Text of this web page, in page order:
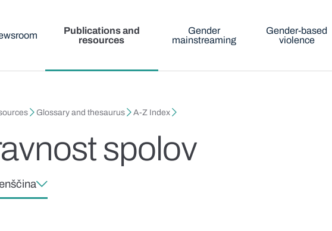
Publications and
resources
Gender
mainstreaming
Gender-based
violence
Glossary and thesaurus A-Z Index
spolov